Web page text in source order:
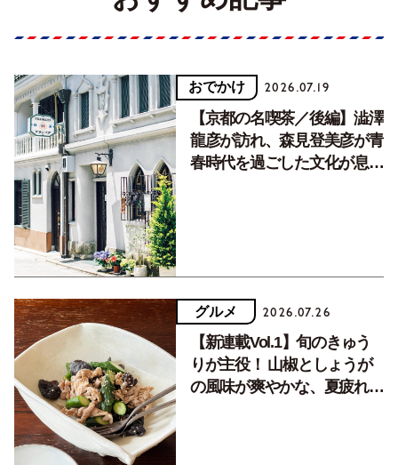
おでかけ 2026.07.19
【京都の名喫茶／後編】澁澤
龍彦が訪れ、森見登美彦が青
春時代を過ごした文化が息づ
グルメ 2026.07.26
【新連載Vol.1】旬のきゅう
りが主役！ 山椒としょうが
の風味が爽やかな、夏疲れを